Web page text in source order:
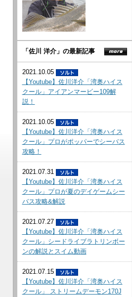
「佐川 洋介」の最新記事
2021.10.05
【Youtube】佐川洋介「湾奥ハイス
クール」アイアンマービー109解
説！
2021.10.05
【Youtube】佐川洋介「湾奥ハイス
クール」プロがポッパーでシーバス
攻略！
2021.07.31
【Youtube】佐川洋介「湾奥ハイス
クール」プロが夏のデイゲームシー
バス攻略&解説
2021.07.27
【Youtube】佐川洋介「湾奥ハイス
クール」シードライブラトリンボー
ンの解説とスイム動画
2021.07.15
【Youtube】佐川洋介「湾奥ハイス
クール」 ストリームデーモン170J